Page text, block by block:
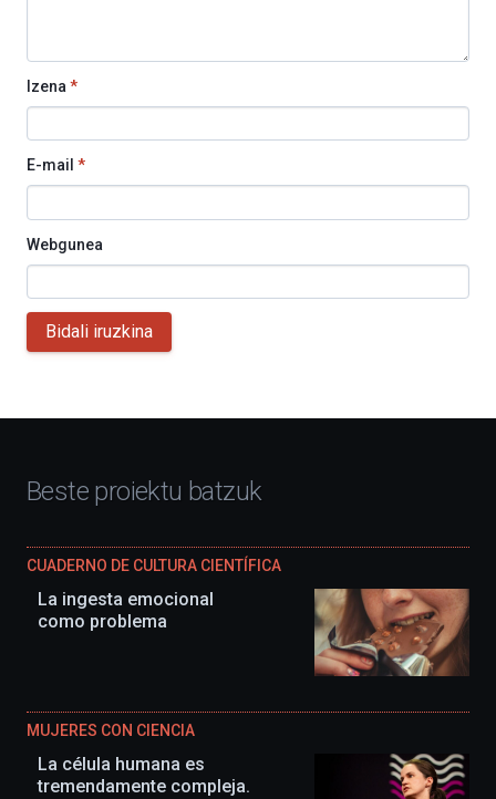
Izena *
E-mail *
Webgunea
Bidali iruzkina
Beste proiektu batzuk
CUADERNO DE CULTURA CIENTÍFICA
La ingesta emocional
como problema
MUJERES CON CIENCIA
La célula humana es
tremendamente compleja.